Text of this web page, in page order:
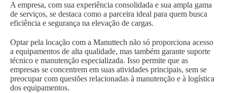
A empresa, com sua experiência consolidada e sua ampla gama
de serviços, se destaca como a parceira ideal para quem busca
eficiência e segurança na elevação de cargas.
Optar pela locação com a Manuttech não só proporciona acesso
a equipamentos de alta qualidade, mas também garante suporte
técnico e manutenção especializada. Isso permite que as
empresas se concentrem em suas atividades principais, sem se
preocupar com questões relacionadas à manutenção e à logística
dos equipamentos.